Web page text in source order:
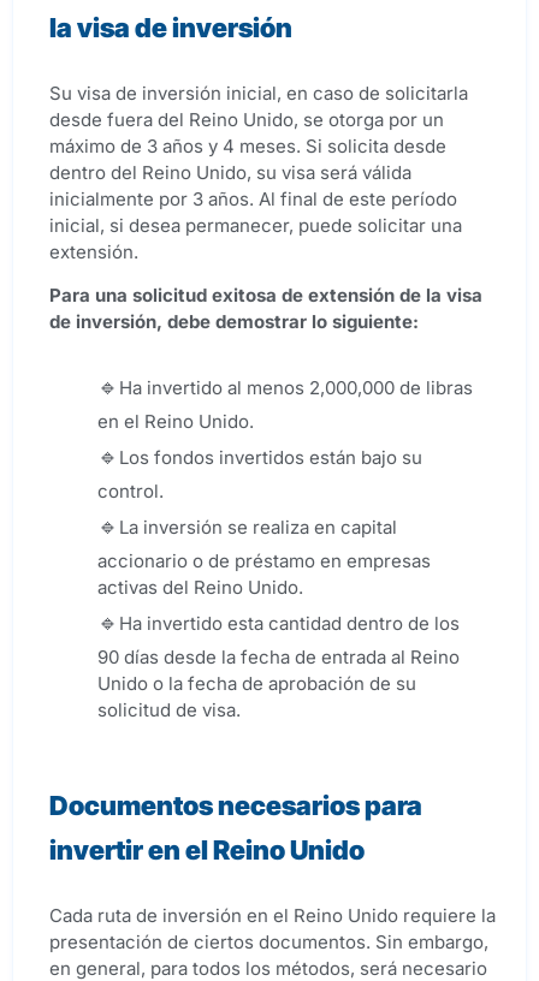
la visa de inversión
Su visa de inversión inicial, en caso de solicitarla
desde fuera del Reino Unido, se otorga por un
máximo de 3 años y 4 meses. Si solicita desde
dentro del Reino Unido, su visa será válida
inicialmente por 3 años. Al final de este período
inicial, si desea permanecer, puede solicitar una
extensión.
Para una solicitud exitosa de extensión de la visa
de inversión, debe demostrar lo siguiente:
Ha invertido al menos 2,000,000 de libras
en el Reino Unido.
Los fondos invertidos están bajo su
control.
La inversión se realiza en capital
accionario o de préstamo en empresas
activas del Reino Unido.
Ha invertido esta cantidad dentro de los
90 días desde la fecha de entrada al Reino
Unido o la fecha de aprobación de su
solicitud de visa.
Documentos necesarios para
invertir en el Reino Unido
Cada ruta de inversión en el Reino Unido requiere la
presentación de ciertos documentos. Sin embargo,
en general, para todos los métodos, será necesario